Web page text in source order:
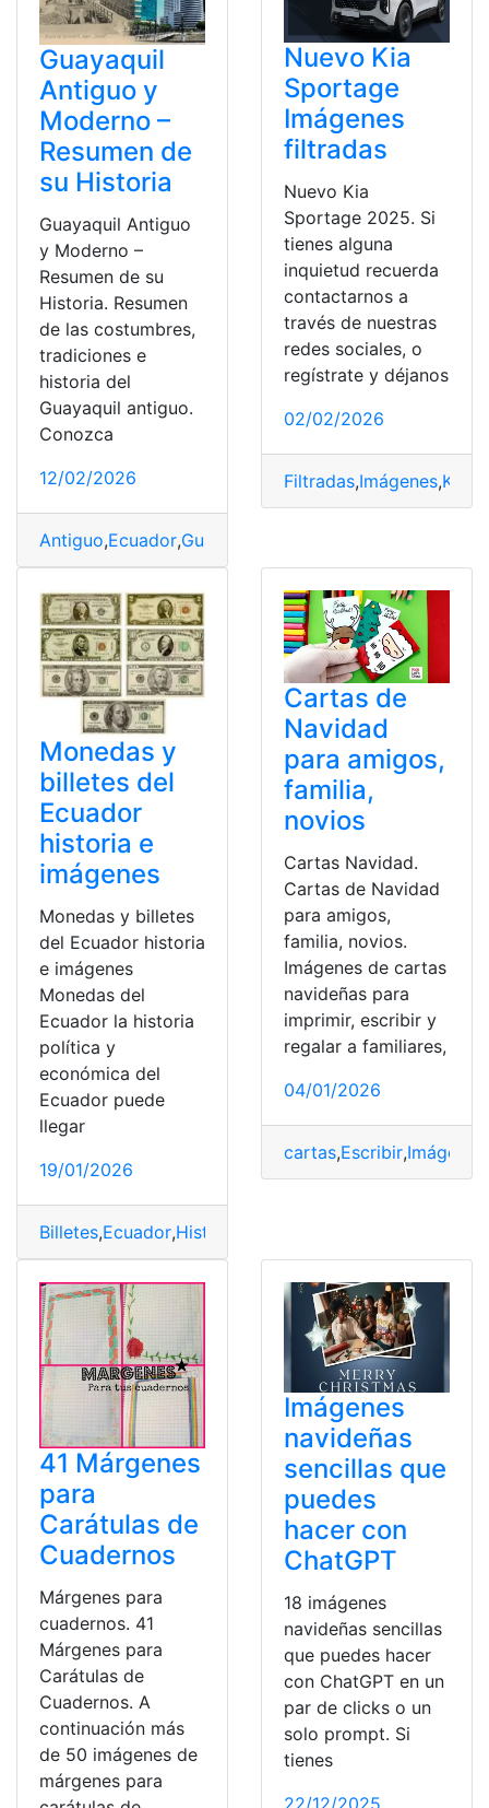
Guayaquil
Antiguo y
Moderno –
Resumen de
su Historia
Guayaquil Antiguo
y Moderno –
Resumen de su
Historia. Resumen
de las costumbres,
tradiciones e
historia del
Guayaquil antiguo.
Conozca
12/02/2026
Antiguo,Ecuador,Guayaquil
Nuevo Kia
Sportage
Imágenes
filtradas
Nuevo Kia
Sportage 2025. Si
tienes alguna
inquietud recuerda
contactarnos a
través de nuestras
redes sociales, o
regístrate y déjanos
02/02/2026
Filtradas,Imágenes,KIA
Monedas y
billetes del
Ecuador
historia e
imágenes
Monedas y billetes
del Ecuador historia
e imágenes
Monedas del
Ecuador la historia
política y
económica del
Ecuador puede
llegar
19/01/2026
Billetes,Ecuador,Historia
Cartas de
Navidad
para amigos,
familia,
novios
Cartas Navidad.
Cartas de Navidad
para amigos,
familia, novios.
Imágenes de cartas
navideñas para
imprimir, escribir y
regalar a familiares,
04/01/2026
cartas,Escribir,Imágenes
41 Márgenes
para
Carátulas de
Cuadernos
Márgenes para
cuadernos. 41
Márgenes para
Carátulas de
Cuadernos. A
continuación más
de 50 imágenes de
márgenes para
Imágenes
navideñas
sencillas que
puedes
hacer con
ChatGPT
18 imágenes
navideñas sencillas
que puedes hacer
con ChatGPT en un
par de clicks o un
solo prompt. Si
tienes